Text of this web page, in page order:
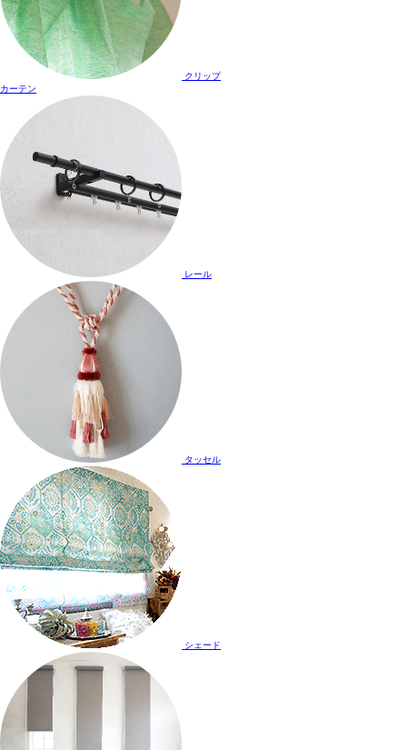
クリップ
カーテン
レール
タッセル
シェード